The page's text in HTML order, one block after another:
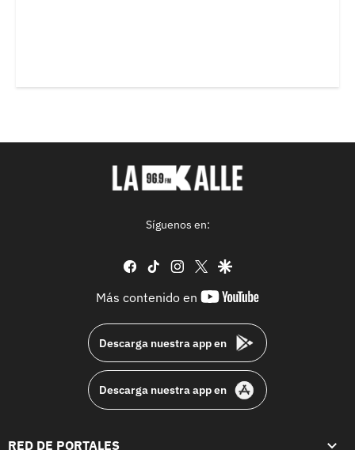
Síguenos en:
facebook
tiktok instagram
twittergoogle
Más contenido en
youtube-
Descarga nuestra app en
Descarga nuestra app en
RED DE PORTALES